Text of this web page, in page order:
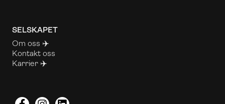
SELSKAPET
Om oss ✈️
Kontakt oss
Karrier ✈️
FacebookInstagramLinkedIn